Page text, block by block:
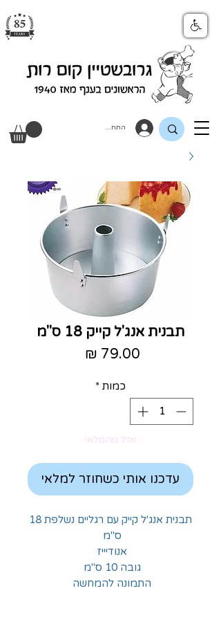
התחבר
תבנית אנג'ל קייק 18 ס"מ
כמות *
אזל מהמלאי
עדכנו אותי כשחוזר למלאי
תבנית אנג'ל קייק עם רגליים נשלפת 18
ס"מ
אנודיייז
גובה 10 ס"מ
התמונה להמחשה